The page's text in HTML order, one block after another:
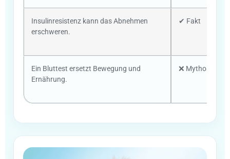
Insulinresistenz kann das Abnehmen
erschweren.
✔ Fakt
Ein Bluttest ersetzt Bewegung und
Ernährung.
❌ Mythos